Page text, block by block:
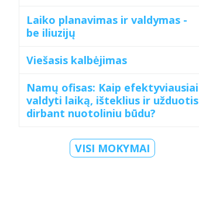
Laiko planavimas ir valdymas -
be iliuzijų
Viešasis kalbėjimas
Namų ofisas: Kaip efektyviausiai
valdyti laiką, išteklius ir užduotis
dirbant nuotoliniu būdu?
VISI MOKYMAI